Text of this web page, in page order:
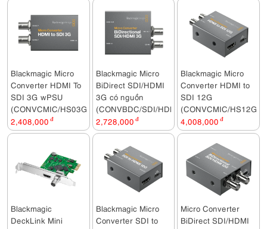
Blackmagic Micro
Converter HDMI To
SDI 3G wPSU
(CONVCMIC/HS03G/WPSU)
2,408,000 đ
Blackmagic Micro
BiDirect SDI/HDMI
3G có nguồn
(CONVBDC/SDI/HDMI03G/PS)
2,728,000 đ
Blackmagic Micro
Converter HDMI to
SDI 12G
(CONVCMIC/HS12G)
4,008,000 đ
Blackmagic
DeckLink Mini
Blackmagic Micro
Converter SDI to
Micro Converter
BiDirect SDI/HDMI